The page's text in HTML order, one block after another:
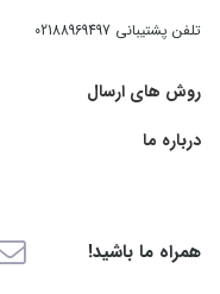
تلفن پشتیبانی 02188969497
روش های ارسال
درباره ما
همراه ما باشید!